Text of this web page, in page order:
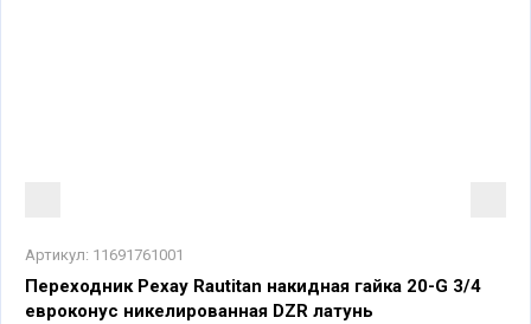
Артикул: 11691761001
Переходник Рехау Rautitan накидная гайка 20-G 3/4
евроконус никелированная DZR латунь